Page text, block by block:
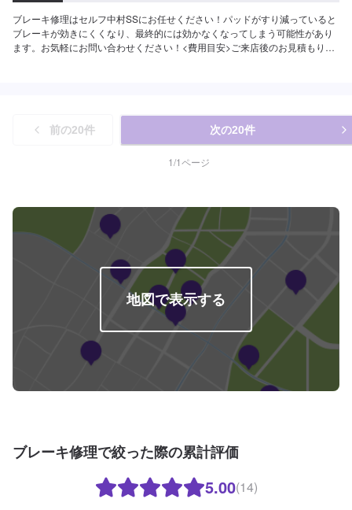
ブレーキ修理はセルフ中村SSにお任せください！パッドがすり減っていると
ブレーキが効きにくくなり、最終的には効かなくなってしまう可能性があり
ます。お気軽にお問い合わせください！<費用目安>ご来店後のお見積もりと
前の20件 次の20件
1/1ページ
地図で表示する
ブレーキ修理で絞った際の累計評価
5.00(14)